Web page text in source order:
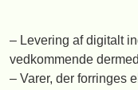
– Levering af digitalt
vedkommende
– Varer, der forringes